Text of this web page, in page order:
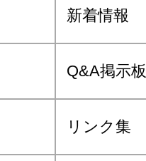
新着情報
Q&A掲示板
リンク集